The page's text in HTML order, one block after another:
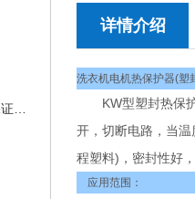
详情介绍
洗衣机电机热保护器(塑
KW型塑封热保护
开，切断电路，当
程塑料)，密封性好
应用范围：